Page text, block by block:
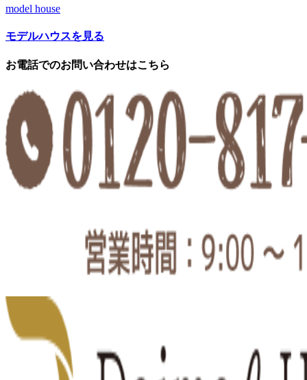
model house
モデルハウスを見る
お電話でのお問い合わせはこちら